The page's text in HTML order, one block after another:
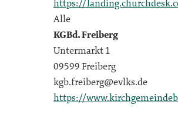
https://
Alle
KGBd. Freiberg
Untermarkt 1
09599 Freiberg
kgb.freiberg@evlks.de
https://